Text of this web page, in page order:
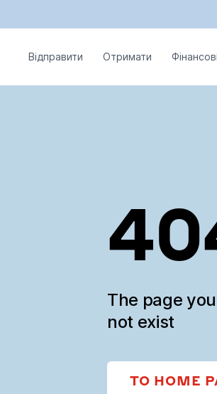
Відправити Отримати
The page
not exist
TO HOME